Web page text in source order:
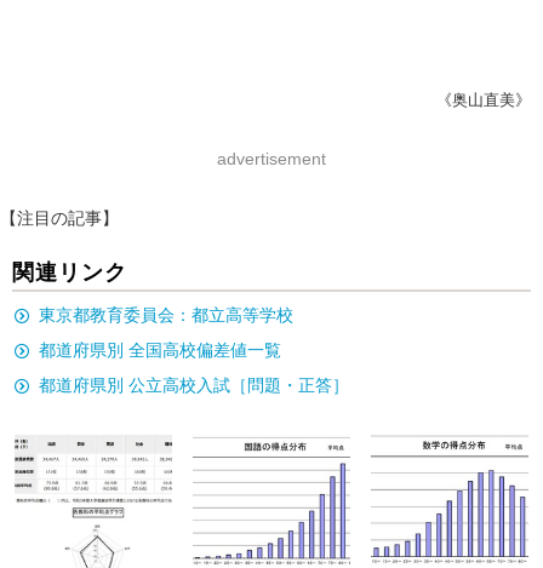
《奥山直美》
advertisement
【注目の記事】
関連リンク
東京都教育委員会：都立高等学校
都道府県別 全国高校偏差値一覧
都道府県別 公立高校入試［問題・正答］